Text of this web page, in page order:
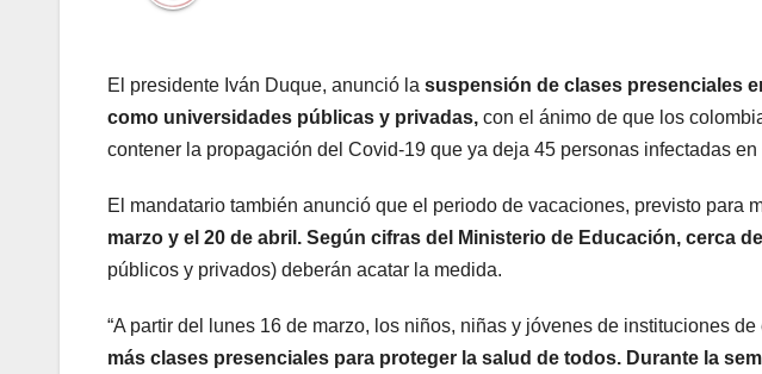
El presidente Iván Duque, anunció la suspensión de clases presenciales
como universidades públicas y privadas, con el ánimo de que los
contener la propagación del Covid-19 que ya deja 45 personas infectadas en
El mandatario también anunció que el periodo de vacaciones, previsto para
marzo y el 20 de abril. Según cifras del Ministerio de Educación, cerca
públicos y privados) deberán acatar la medida.
“A partir del lunes 16 de marzo, los niños, niñas y jóvenes de instituciones
más clases presenciales para proteger la salud de todos. Durante la